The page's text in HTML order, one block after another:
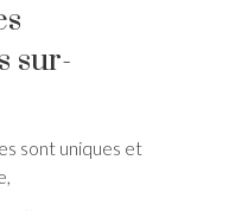
sur-
sont uniques et